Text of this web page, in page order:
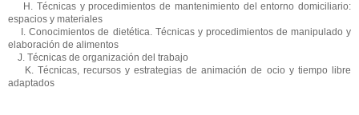
H. Técnicas y procedimientos de mantenimiento del entorno domiciliario:
espacios y materiales
I. Conocimientos de dietética. Técnicas y procedimientos de manipulado y
elaboración de alimentos
J. Técnicas de organización del trabajo
K. Técnicas, recursos y estrategias de animación de ocio y tiempo libre
adaptados